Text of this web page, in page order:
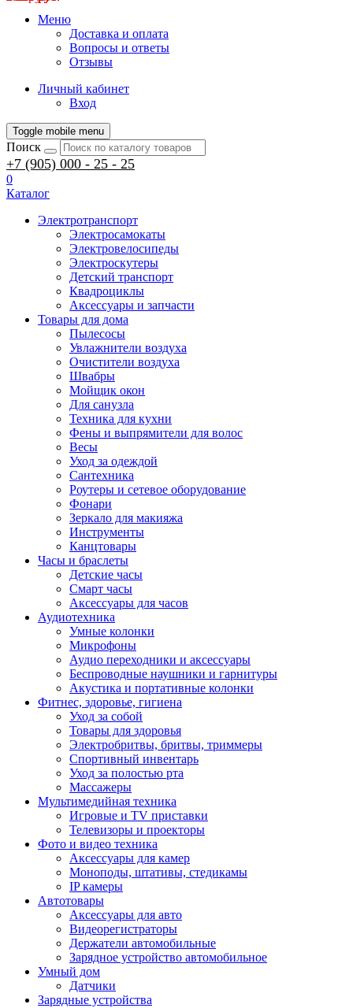
Меню
Доставка и оплата
Вопросы и ответы
Отзывы
Личный кабинет
Вход
Toggle mobile menu
Поиск
+7 (905) 000 - 25 - 25
0
Каталог
Электротранспорт
Электросамокаты
Электровелосипеды
Электроскутеры
Детский транспорт
Квадроциклы
Аксессуары и запчасти
Товары для дома
Пылесосы
Увлажнители воздуха
Очистители воздуха
Швабры
Мойщик окон
Для санузла
Техника для кухни
Фены и выпрямители для волос
Весы
Уход за одеждой
Сантехника
Роутеры и сетевое оборудование
Фонари
Зеркало для макияжа
Инструменты
Канцтовары
Часы и браслеты
Детские часы
Смарт часы
Аксессуары для часов
Аудиотехника
Умные колонки
Микрофоны
Аудио переходники и аксессуары
Беспроводные наушники и гарнитуры
Акустика и портативные колонки
Фитнес, здоровье, гигиена
Уход за собой
Товары для здоровья
Электробритвы, бритвы, триммеры
Спортивный инвентарь
Уход за полостью рта
Массажеры
Мультимедийная техника
Игровые и TV приставки
Телевизоры и проекторы
Фото и видео техника
Аксессуары для камер
Моноподы, штативы, стедикамы
IP камеры
Автотовары
Аксессуары для авто
Видеорегистраторы
Держатели автомобильные
Зарядное устройство автомобильное
Умный дом
Датчики
Зарядные устройства